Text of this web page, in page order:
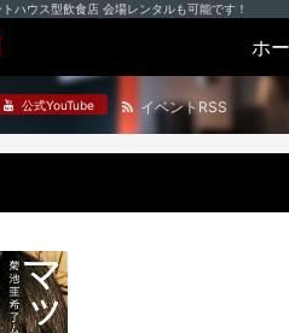
ハウス型飲食店 会場レンタルも可能です！
ホ
公式YouTube イベントRSS